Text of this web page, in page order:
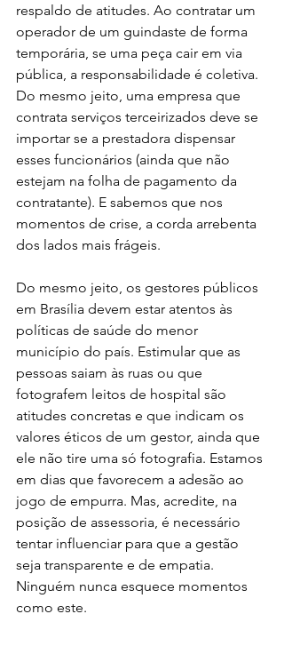
respaldo de atitudes. Ao contratar um
operador de um guindaste de forma
temporária, se uma peça cair em via
pública, a responsabilidade é coletiva.
Do mesmo jeito, uma empresa que
contrata serviços terceirizados deve se
importar se a prestadora dispensar
esses funcionários (ainda que não
estejam na folha de pagamento da
contratante). E sabemos que nos
momentos de crise, a corda arrebenta
dos lados mais frágeis.
Do mesmo jeito, os gestores públicos
em Brasília devem estar atentos às
políticas de saúde do menor
município do país. Estimular que as
pessoas saiam às ruas ou que
fotografem leitos de hospital são
atitudes concretas e que indicam os
valores éticos de um gestor, ainda que
ele não tire uma só fotografia. Estamos
em dias que favorecem a adesão ao
jogo de empurra. Mas, acredite, na
posição de assessoria, é necessário
tentar influenciar para que a gestão
seja transparente e de empatia.
Ninguém nunca esquece momentos
como este.